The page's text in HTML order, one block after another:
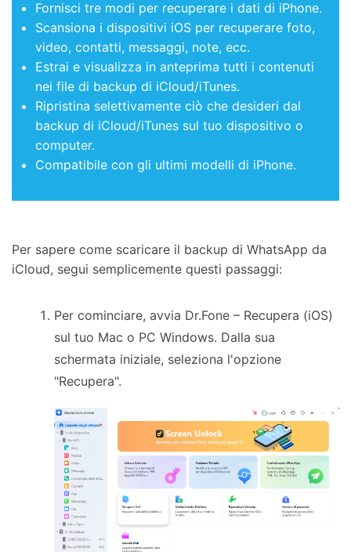
Fornisci tre modi per recuperare i dati di iPhone.
Scansiona i dispositivi iOS per recuperare foto,
video, contatti, messaggi, note, ecc.
Estrai e visualizza in anteprima tutti i contenuti
nei file di backup di iCloud/iTunes.
Ripristina selettivamente ciò che desideri dal
backup di iCloud/iTunes sul tuo dispositivo o
computer.
Compatibile con gli ultimi modelli di iPhone.
Per sapere come scaricare il backup di WhatsApp da
iCloud, segui semplicemente questi passaggi:
Per cominciare, avvia Dr.Fone – Recupera (iOS)
sul tuo Mac o PC Windows. Dalla sua
schermata iniziale, seleziona l'opzione
"Recupera".